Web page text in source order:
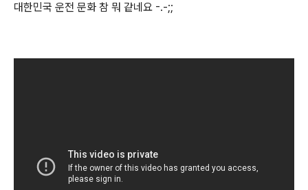
대한민국 운전 문화 참 뭐 같네요 -.-;;